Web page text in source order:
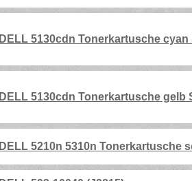
DELL 5130cdn Tonerkartusche cyan
DELL 5130cdn Tonerkartusche gelb
DELL 5210n 5310n Tonerkartusche